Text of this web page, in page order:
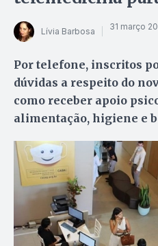
Lívia Barbosa 31 março
Por telefone, inscritos
dúvidas a respeito do
como receber apoio
alimentação, higiene e